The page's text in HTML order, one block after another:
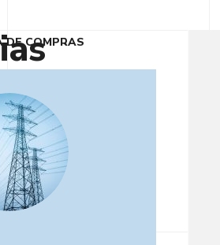
DE COMPRAS